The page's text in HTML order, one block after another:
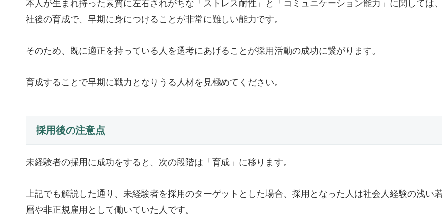
本人が生まれ持った素質に左右されがちな「ストレス耐性」と「コミュニケーション能力」に関しては
社後の育成で、早期に身につけることが非常に難しい能力です。
そのため、既に適正を持っている人を選考にあげることが採用活動の成功に繋がります。
育成することで早期に戦力となりうる人材を見極めてください。
採用後の注意点
未経験者の採用に成功をすると、次の段階は「育成」に移ります。
上記でも解説した通り、未経験者を採用のターゲットとした場合、採用となった人は社会人経験の浅い
層や非正規雇用として働いていた人です。